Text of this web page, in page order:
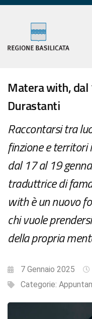
Matera with, dal
Durastanti
Raccontarsi tra
finzione e
dal 17 al 19
traduttrice di
with è un nuovo
chi vuole
della propria
7 Gennaio 2025
Categorie: